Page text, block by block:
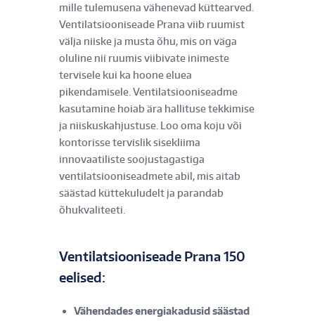
mille tulemusena vähenevad küttearved.
Ventilatsiooniseade Prana viib ruumist
välja niiske ja musta õhu, mis on väga
oluline nii ruumis viibivate inimeste
tervisele kui ka hoone eluea
pikendamisele. Ventilatsiooniseadme
kasutamine hoiab ära hallituse tekkimise
ja niiskuskahjustuse. Loo oma koju või
kontorisse tervislik sisekliima
innovaatiliste soojustagastiga
ventilatsiooniseadmete abil, mis aitab
säästad küttekuludelt ja parandab
õhukvaliteeti.
Ventilatsiooniseade Prana 150
eelised:​​
Vähendades energiakadusid säästad